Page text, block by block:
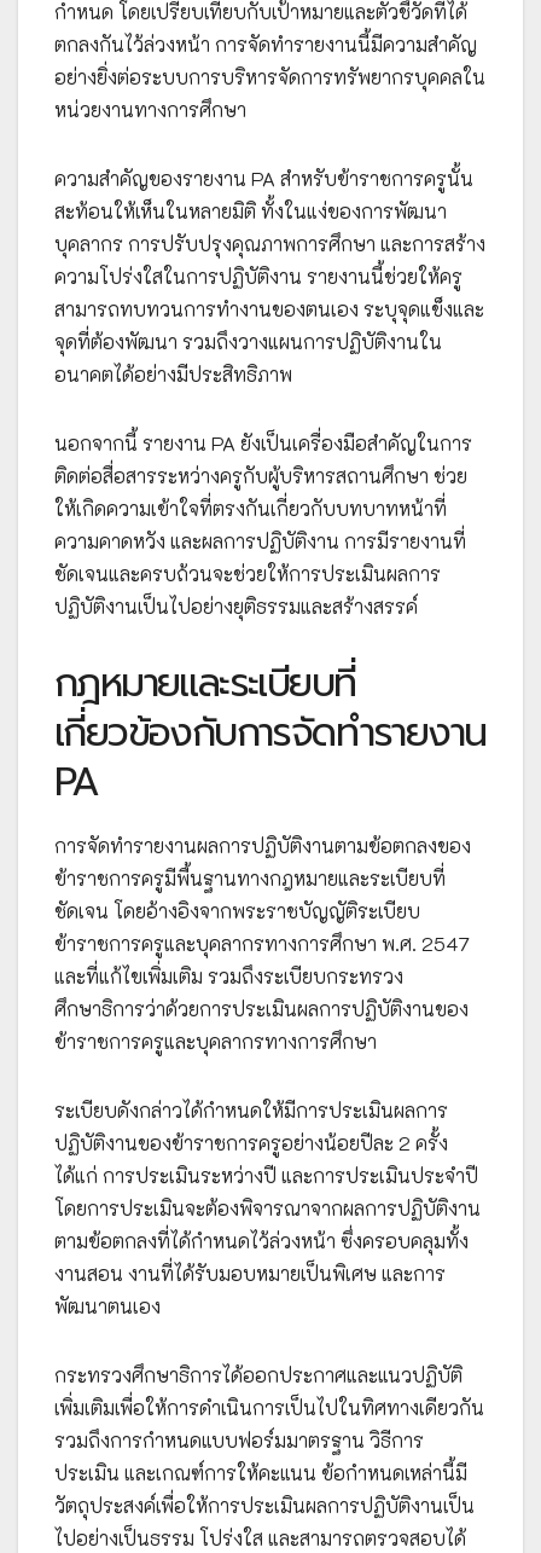
กำหนด โดยเปรียบเทียบกับเป้าหมายและตัวชี้วัดที่ได้
ตกลงกันไว้ล่วงหน้า การจัดทำรายงานนี้มีความสำคัญ
อย่างยิ่งต่อระบบการบริหารจัดการทรัพยากรบุคคลใน
หน่วยงานทางการศึกษา
ความสำคัญของรายงาน PA สำหรับข้าราชการครูนั้น
สะท้อนให้เห็นในหลายมิติ ทั้งในแง่ของการพัฒนา
บุคลากร การปรับปรุงคุณภาพการศึกษา และการสร้าง
ความโปร่งใสในการปฏิบัติงาน รายงานนี้ช่วยให้ครู
สามารถทบทวนการทำงานของตนเอง ระบุจุดแข็งและ
จุดที่ต้องพัฒนา รวมถึงวางแผนการปฏิบัติงานใน
อนาคตได้อย่างมีประสิทธิภาพ
นอกจากนี้ รายงาน PA ยังเป็นเครื่องมือสำคัญในการ
ติดต่อสื่อสารระหว่างครูกับผู้บริหารสถานศึกษา ช่วย
ให้เกิดความเข้าใจที่ตรงกันเกี่ยวกับบทบาทหน้าที่
ความคาดหวัง และผลการปฏิบัติงาน การมีรายงานที่
ชัดเจนและครบถ้วนจะช่วยให้การประเมินผลการ
ปฏิบัติงานเป็นไปอย่างยุติธรรมและสร้างสรรค์
กฎหมายและระเบียบที่
เกี่ยวข้องกับการจัดทำรายงาน
PA
การจัดทำรายงานผลการปฏิบัติงานตามข้อตกลงของ
ข้าราชการครูมีพื้นฐานทางกฎหมายและระเบียบที่
ชัดเจน โดยอ้างอิงจากพระราชบัญญัติระเบียบ
ข้าราชการครูและบุคลากรทางการศึกษา พ.ศ. 2547
และที่แก้ไขเพิ่มเติม รวมถึงระเบียบกระทรวง
ศึกษาธิการว่าด้วยการประเมินผลการปฏิบัติงานของ
ข้าราชการครูและบุคลากรทางการศึกษา
ระเบียบดังกล่าวได้กำหนดให้มีการประเมินผลการ
ปฏิบัติงานของข้าราชการครูอย่างน้อยปีละ 2 ครั้ง
ได้แก่ การประเมินระหว่างปี และการประเมินประจำปี
โดยการประเมินจะต้องพิจารณาจากผลการปฏิบัติงาน
ตามข้อตกลงที่ได้กำหนดไว้ล่วงหน้า ซึ่งครอบคลุมทั้ง
งานสอน งานที่ได้รับมอบหมายเป็นพิเศษ และการ
พัฒนาตนเอง
กระทรวงศึกษาธิการได้ออกประกาศและแนวปฏิบัติ
เพิ่มเติมเพื่อให้การดำเนินการเป็นไปในทิศทางเดียวกัน
รวมถึงการกำหนดแบบฟอร์มมาตรฐาน วิธีการ
ประเมิน และเกณฑ์การให้คะแนน ข้อกำหนดเหล่านี้มี
วัตถุประสงค์เพื่อให้การประเมินผลการปฏิบัติงานเป็น
ไปอย่างเป็นธรรม โปร่งใส และสามารถตรวจสอบได้